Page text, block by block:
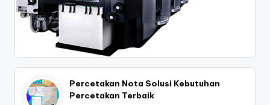
Percetakan Nota Solusi Kebutuhan
Percetakan Terbaik